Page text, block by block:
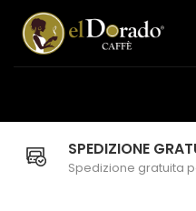
SPEDIZIONE
Spedizione gratuita